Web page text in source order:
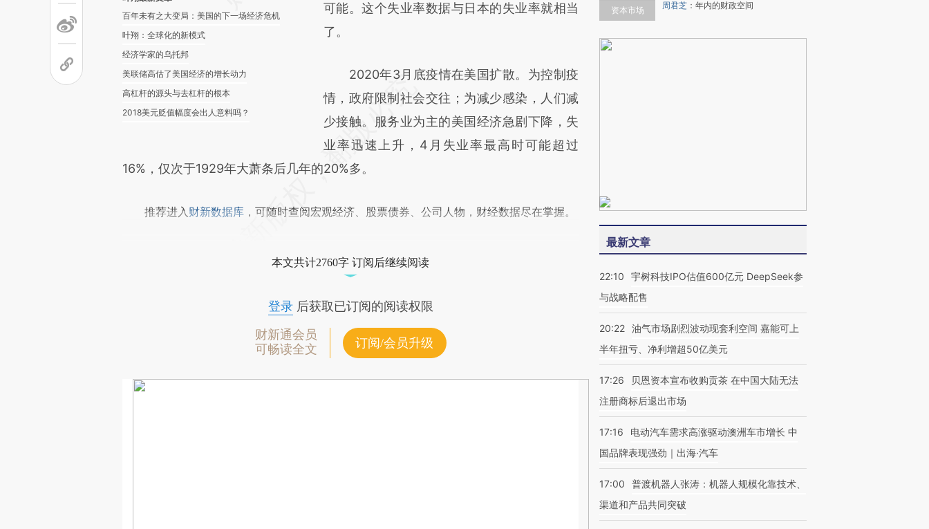
百年未有之大变局：美国的下一场经济危机
叶翔：全球化的新模式
经济学家的乌托邦
美联储高估了美国经济的增长动力
高杠杆的源头与去杠杆的根本
2018美元贬值幅度会出人意料吗？
可能。这个失业率数据与日本的失业率就相当
了。
2020年3月底疫情在美国扩散。为控制疫
情，政府限制社会交往；为减少感染，人们减
少接触。服务业为主的美国经济急剧下降，失
业率迅速上升，4月失业率最高时可能超过
16%，仅次于1929年大萧条后几年的20%多。
推荐进入 财新数据库 ，可随时查阅宏观经济、股票债券、公司人物，财经数据尽在掌握。
本文共计2760字 订阅后继续阅读
登录后获取已订阅的阅读权限
财新通会员
可畅读全文
订阅/会员升级
资本市场 周君芝 ： 年内的财政空间
最新文章
22:10
宇树科技IPO估值600亿元 DeepSeek参
与战略配售
20:22 油气市场剧烈波动现套利空间 嘉能可上
半年扭亏、净利增超50亿美元
17:26
贝恩资本宣布收购贡茶 在中国大陆无法
注册商标后退出市场
17:16
电动汽车需求高涨驱动澳洲车市增长 中
国品牌表现强劲｜出海·汽车
17:00
普渡机器人张涛：机器人规模化靠技术、
渠道和产品共同突破